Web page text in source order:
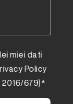
miei dati
Policy
2016/679)*